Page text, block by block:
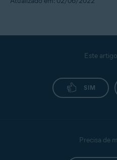
Este
SIM
Precisa de